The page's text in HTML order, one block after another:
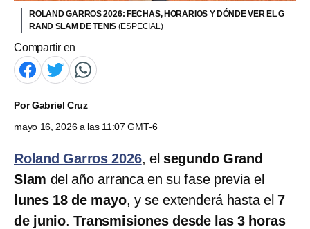
ROLAND GARROS 2026: FECHAS, HORARIOS Y DÓNDE VER EL G
RAND SLAM DE TENIS (ESPECIAL)
Compartir en
PorGabriel Cruz
mayo 16, 2026 a las 11:07 GMT-6
Roland Garros 2026, el segundo Grand
Slam del año arranca en su fase previa el
lunes 18 de mayo, y se extenderá hasta el7
de junio.Transmisiones desde las 3 horas